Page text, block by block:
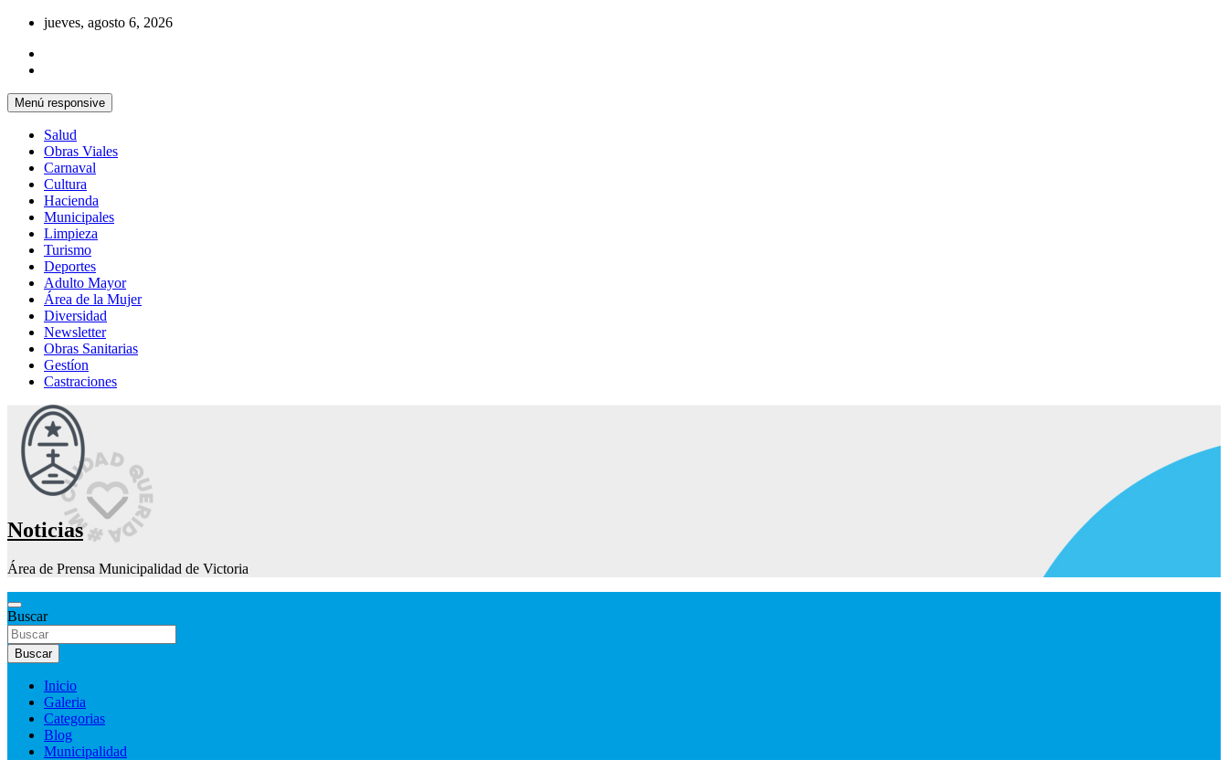
Saltar
contenido
jueves, agosto 6, 2026
Menú responsive
Salud
Obras Viales
Carnaval
Cultura
Hacienda
Municipales
Limpieza
Turismo
Deportes
Adulto Mayor
Área de la Mujer
Diversidad
Newsletter
Obras Sanitarias
Gestíon
Castraciones
Noticias
Área de Prensa Municipalidad de Victoria
Buscar
Buscar
Inicio
Galeria
Categorias
Blog
Municipalidad